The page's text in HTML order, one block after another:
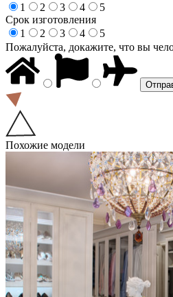
1
2 3 4
5
Срок изготовления
1
2 3 4
5
Пожалуйста, докажите, что вы
Похожие модели